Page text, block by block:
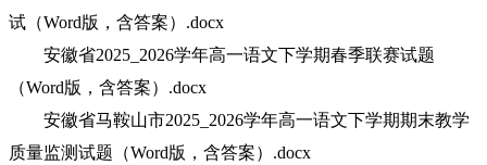
试（Word版，含答案）.docx
安徽省2025_2026学年高一语文下学期春季联赛试题
（Word版，含答案）.docx
安徽省马鞍山市2025_2026学年高一语文下学期期末教学
质量监测试题（Word版，含答案）.docx